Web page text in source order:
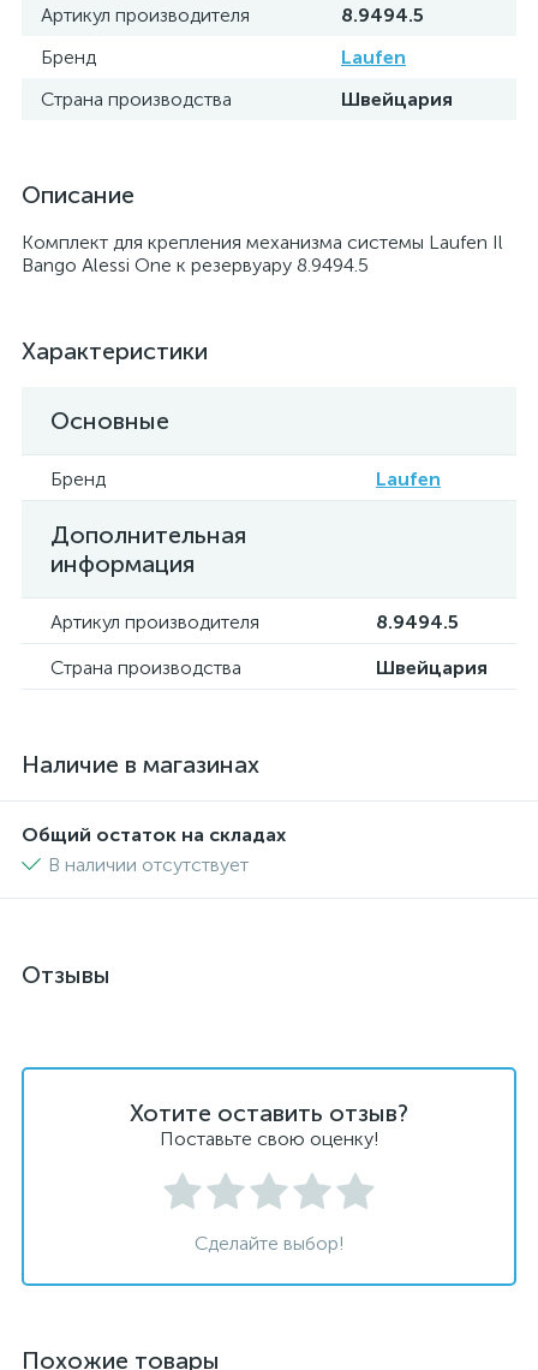
Артикул производителя
8.9494.5
Бренд
Laufen
Страна производства
Швейцария
Описание
Комплект для крепления механизма системы Laufen Il
Bango Alessi One к резервуару 8.9494.5
Характеристики
Основные
Бренд Laufen
Дополнительная
информация
Артикул производителя
8.9494.5
Страна производства
Швейцария
Наличие в магазинах
Общий остаток на складах
В наличии отсутствует
Отзывы
Хотите оставить отзыв?
Поставьте свою оценку!
Сделайте выбор!
Похожие товары